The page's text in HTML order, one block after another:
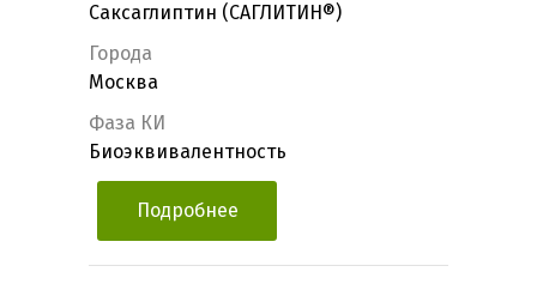
Саксаглиптин (САГЛИТИН®)
Города
Москва
Фаза КИ
Биоэквивалентность
Подробнее